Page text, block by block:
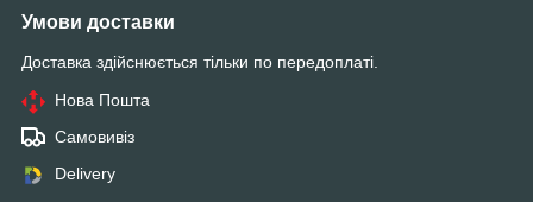
Умови доставки
Доставка здійснюється тільки по передоплаті.
Нова Пошта
Самовивіз
Delivery